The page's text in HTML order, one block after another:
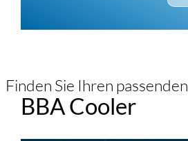
Finden Sie Ihren passenden
BBA Cooler